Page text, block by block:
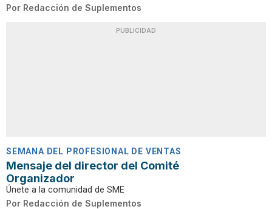
Por Redacción de Suplementos
PUBLICIDAD
SEMANA DEL PROFESIONAL DE VENTAS
Mensaje del director del Comité
Organizador
Únete a la comunidad de SME
Por Redacción de Suplementos